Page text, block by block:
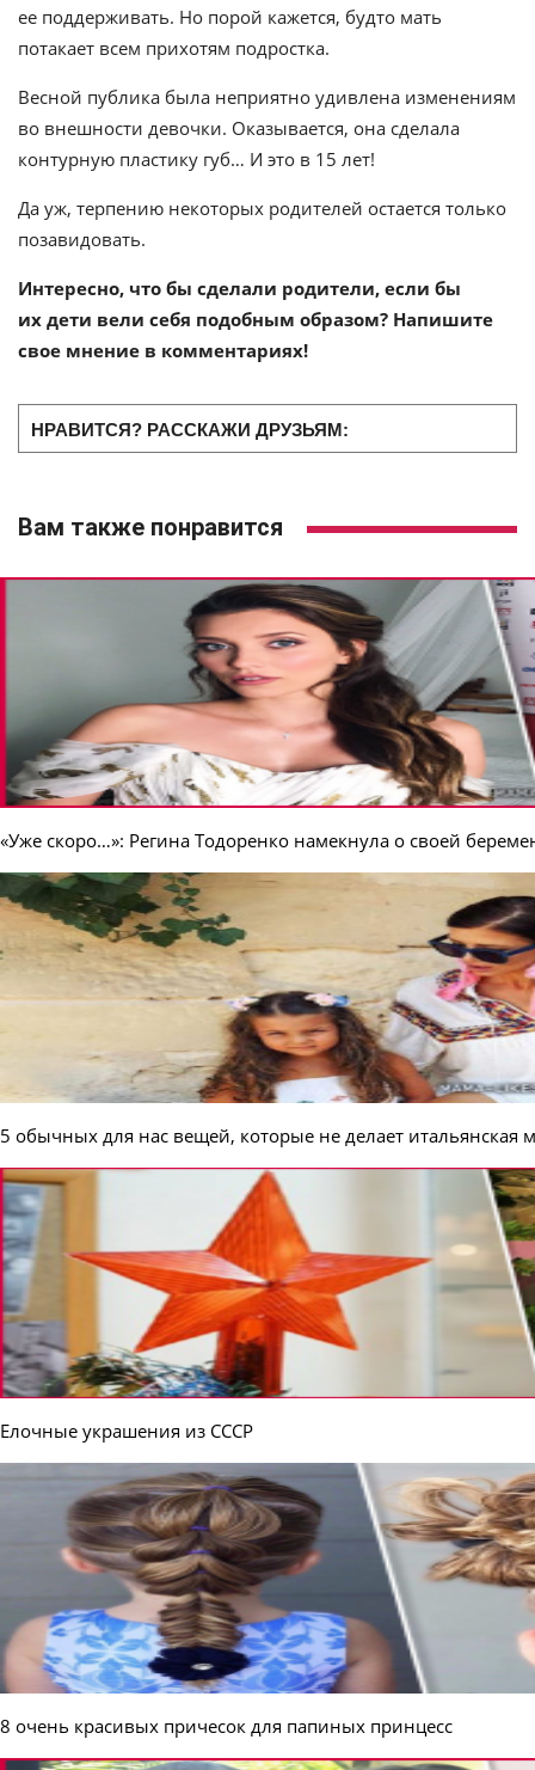
ее поддерживать. Но порой кажется, будто мать
потакает всем прихотям подростка.
Весной публика была неприятно удивлена изменениям
во внешности девочки. Оказывается, она сделала
контурную пластику губ… И это в 15 лет!
Да уж, терпению некоторых родителей остается только
позавидовать.
Интересно, что бы сделали родители, если бы
их дети вели себя подобным образом? Напишите
свое мнение в комментариях!
НРАВИТСЯ? РАССКАЖИ ДРУЗЬЯМ:
Вам также понравится
«Уже скоро…»: Регина Тодоренко намекнула о своей
5 обычных для нас вещей, которые не делает итальянская
Елочные украшения из СССР
8 очень красивых причесок для папиных принцесс